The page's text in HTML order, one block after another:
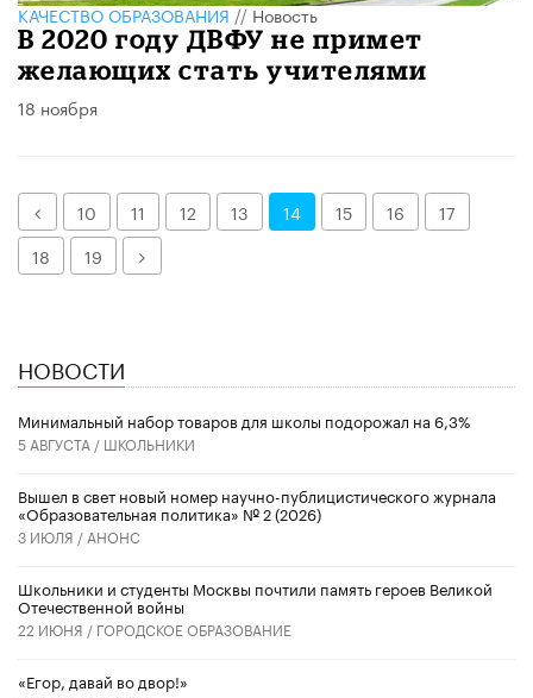
КАЧЕСТВО ОБРАЗОВАНИЯ//Новость
В 2020 году ДВФУ не примет
желающих стать учителями
18 ноября
Назад10 11 12 13 14 15 16
17
18
19 Далее
НОВОСТИ
Минимальный набор товаров для школы подорожал на 6,3%
5 АВГУСТА / ШКОЛЬНИКИ
Вышел в свет новый номер научно-публицистического журнала
«Образовательная политика» № 2 (2026)
3 ИЮЛЯ / АНОНС
Школьники и студенты Москвы почтили память героев Великой
Отечественной войны
22 ИЮНЯ / ГОРОДСКОЕ ОБРАЗОВАНИЕ
«Егор, давай во двор!»